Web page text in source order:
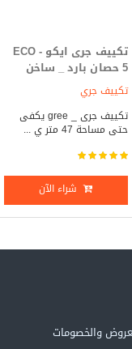
تكييف جرى ايكو - ECO
5 حصان بارد _ ساخن
تكييف جري
تكييف جرى _ gree يكفى
حتى مساحة 47 متر ي ...
شراء الآن
والخصومات